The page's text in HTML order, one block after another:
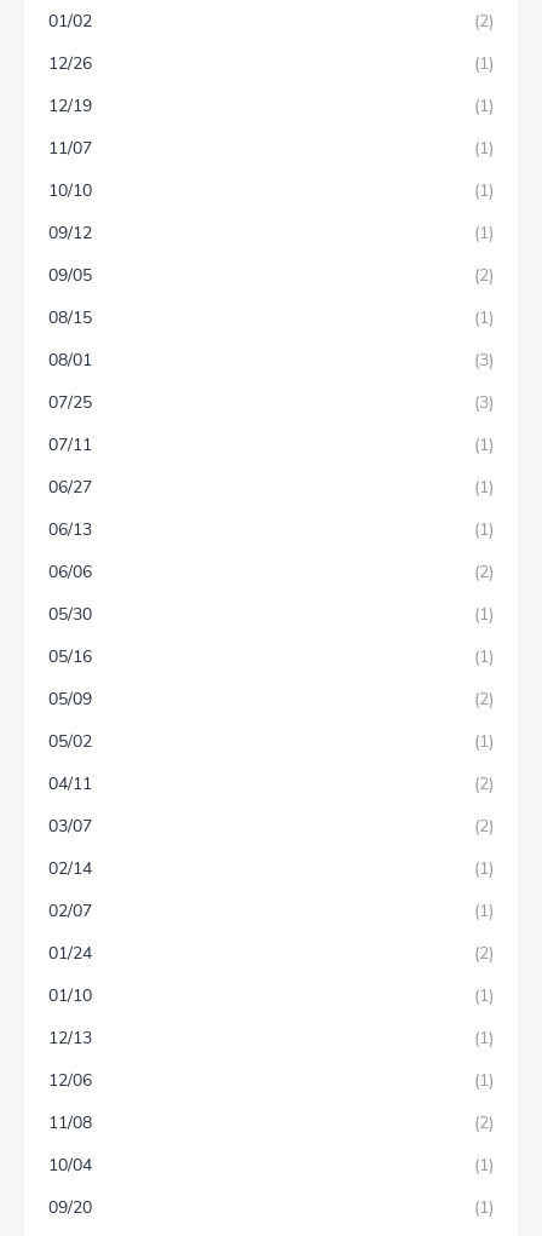
01/02
(2)
12/26
(1)
12/19
(1)
11/07
(1)
10/10
(1)
09/12
(1)
09/05
(2)
08/15
(1)
08/01
(3)
07/25
(3)
07/11
(1)
06/27
(1)
06/13
(1)
06/06
(2)
05/30
(1)
05/16
(1)
05/09
(2)
05/02
(1)
04/11
(2)
03/07
(2)
02/14
(1)
02/07
(1)
01/24
(2)
01/10
(1)
12/13
(1)
12/06
(1)
11/08
(2)
10/04
(1)
09/20
(1)